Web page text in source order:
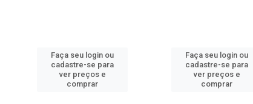
Faça seu login ou
cadastre-se para
ver preços e
comprar
Faça seu login ou
cadastre-se para
ver preços e
comprar